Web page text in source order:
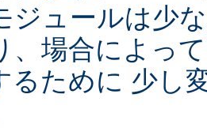
ジュールは少
、場合によっ
るために 少し